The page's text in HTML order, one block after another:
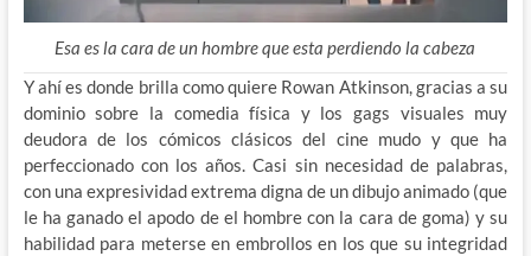
Esa es la cara de un hombre que esta perdiendo la cabeza
Y ahí es donde brilla como quiere Rowan Atkinson, gracias a su
dominio sobre la comedia física y los gags visuales muy
deudora de los cómicos clásicos del cine mudo y que ha
perfeccionado con los años. Casi sin necesidad de palabras,
con una expresividad extrema digna de un dibujo animado (que
le ha ganado el apodo de el hombre con la cara de goma) y su
habilidad para meterse en embrollos en los que su integridad